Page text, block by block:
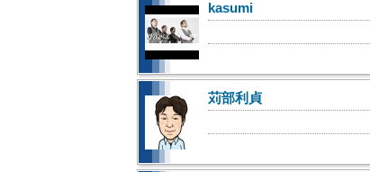
kasumi
苅部利貞